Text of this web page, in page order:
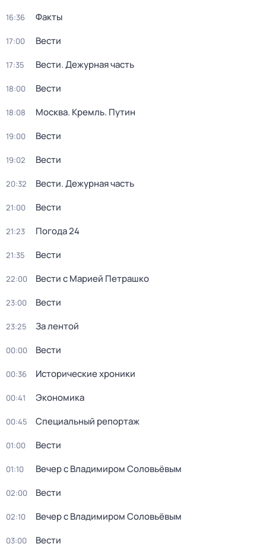
16:36 Факты
17:00 Вести
17:35 Вести. Дежурная часть
18:00 Вести
18:08 Москва. Кремль. Путин
19:00 Вести
19:02 Вести
20:32 Вести. Дежурная часть
21:00 Вести
21:23 Погода 24
21:35 Вести
22:00 Вести с Марией Петрашко
23:00 Вести
23:25 За лентой
00:00 Вести
00:36 Исторические хроники
00:41 Экономика
00:45 Специальный репортаж
01:00 Вести
01:10 Вечер с Владимиром Соловьёвым
02:00 Вести
02:10 Вечер с Владимиром Соловьёвым
03:00 Вести